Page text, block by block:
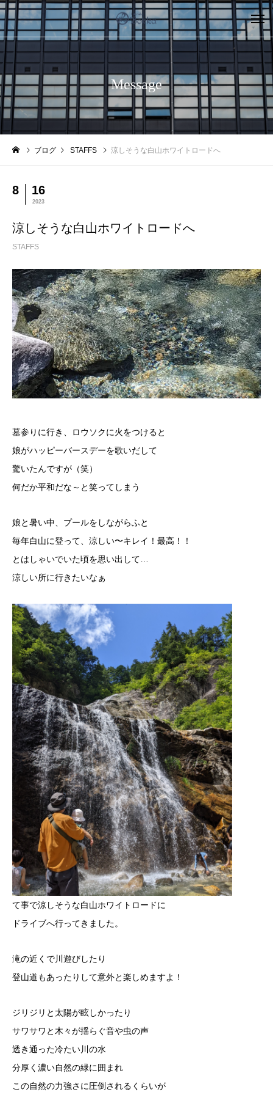
Message
ブログ STAFFS 涼しそうな白山ホワイトロードへ
8 16
2023
涼しそうな白山ホワイトロードへ
STAFFS
墓参りに行き、ロウソクに火をつけると
娘がハッピーバースデーを歌いだして
驚いたんですが（笑）
何だか平和だな～と笑ってしまう
娘と暑い中、プールをしながらふと
毎年白山に登って、涼しい〜キレイ！最高！！
とはしゃいでいた頃を思い出して…
涼しい所に行きたいなぁ
て事で涼しそうな白山ホワイトロードに
ドライブへ行ってきました。
滝の近くで川遊びしたり
登山道もあったりして意外と楽しめますよ！
ジリジリと太陽が眩しかったり
サワサワと木々が揺らぐ音や虫の声
透き通った冷たい川の水
分厚く濃い自然の緑に囲まれ
この自然の力強さに圧倒されるくらいが